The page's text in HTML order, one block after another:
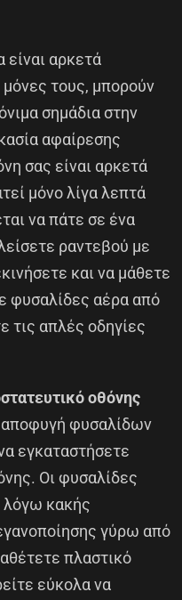
είναι αρκετά
τους, μπορούν
σημάδια στην
αφαίρεσης
σας είναι αρκετά
μόνο λίγα λεπτά
να πάτε σε ένα
ραντεβού με
και να μάθετε
φυσαλίδες αέρα από
τις απλές οδηγίες
οθόνης
αποφυγή φυσαλίδων
εγκαταστήσετε
Οι φυσαλίδες
λόγω κακής
γύρω από
πλαστικό
εύκολα να